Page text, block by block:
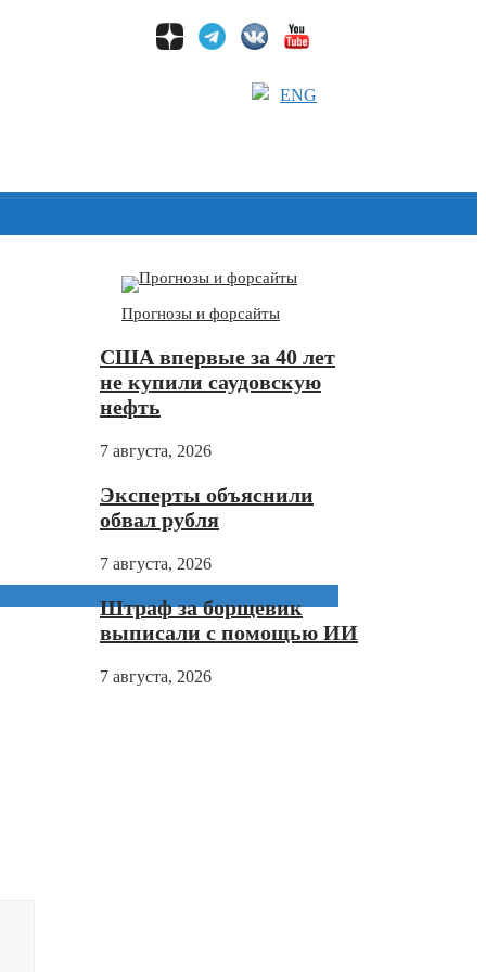
ENG
Прогнозы и форсайты
США впервые за 40 лет
не купили саудовскую
нефть
7 августа, 2026
Эксперты объяснили
обвал рубля
7 августа, 2026
Штраф за борщевик
выписали с помощью ИИ
7 августа, 2026